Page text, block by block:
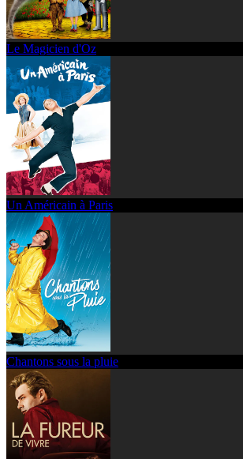
Le Magicien d'Oz
Un Américain à Paris
Chantons sous la pluie